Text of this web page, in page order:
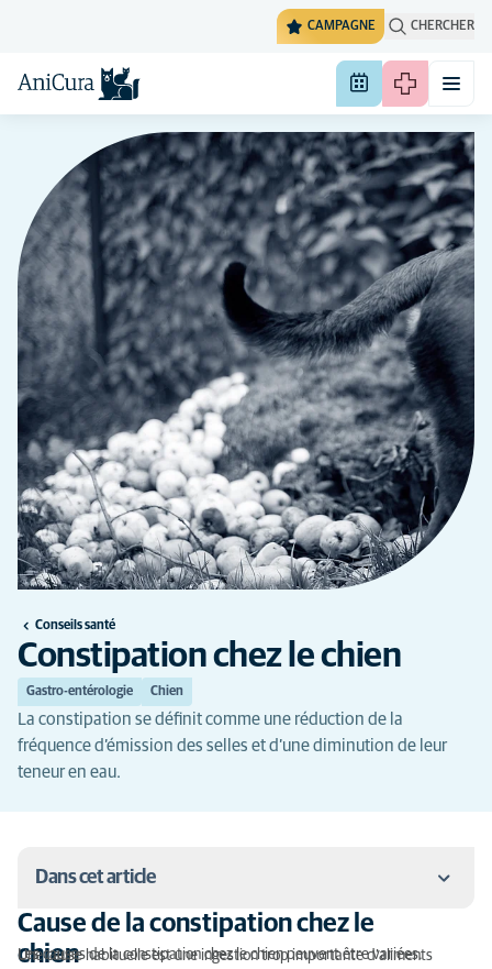
CAMPAGNE CHERCHER
Conseils santé
Constipation chez le chien
Gastro-entérologie Chien
La constipation se définit comme une réduction de la
fréquence d’émission des selles et d’une diminution de leur
teneur en eau.
Dans cet article
Cause de la constipation chez le chien
Cause de la constipation chez le
chien
Les causes de la constipation chez le chien peuvent être variées.
Une cause habituelle est une ingestion trop importante d’aliments